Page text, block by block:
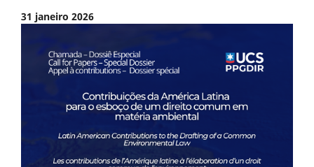
31 janeiro 2026